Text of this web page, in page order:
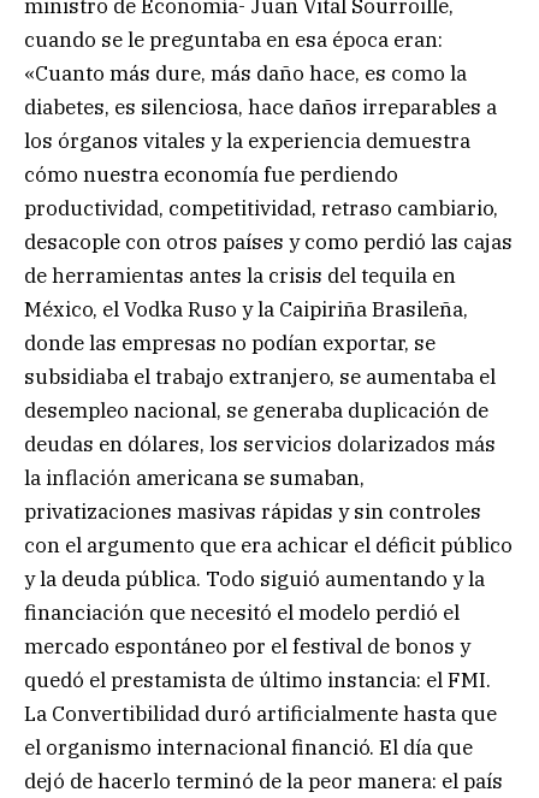
ministro de Economía- Juan Vital Sourroille,
cuando se le preguntaba en esa época eran:
«Cuanto más dure, más daño hace, es como la
diabetes, es silenciosa, hace daños irreparables a
los órganos vitales y la experiencia demuestra
cómo nuestra economía fue perdiendo
productividad, competitividad, retraso cambiario,
desacople con otros países y como perdió las cajas
de herramientas antes la crisis del tequila en
México, el Vodka Ruso y la Caipiriña Brasileña,
donde las empresas no podían exportar, se
subsidiaba el trabajo extranjero, se aumentaba el
desempleo nacional, se generaba duplicación de
deudas en dólares, los servicios dolarizados más
la inflación americana se sumaban,
privatizaciones masivas rápidas y sin controles
con el argumento que era achicar el déficit público
y la deuda pública. Todo siguió aumentando y la
financiación que necesitó el modelo perdió el
mercado espontáneo por el festival de bonos y
quedó el prestamista de último instancia: el FMI.
La Convertibilidad duró artificialmente hasta que
el organismo internacional financió. El día que
dejó de hacerlo terminó de la peor manera: el país